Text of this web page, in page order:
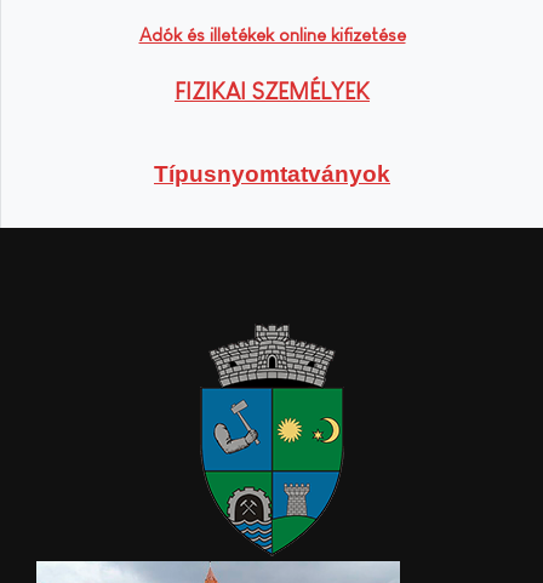
Adók és illetékek online kifizetése
FIZIKAI SZEMÉLYEK
Típusnyomtatványok